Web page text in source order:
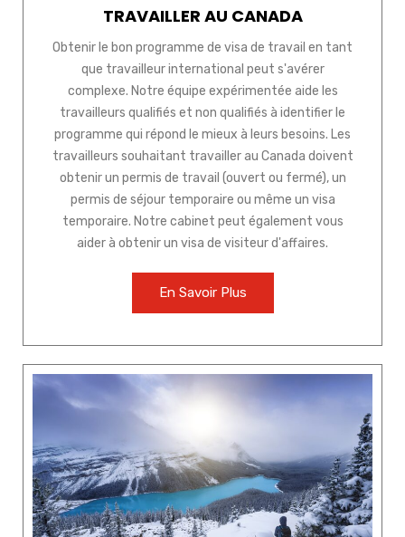
TRAVAILLER AU CANADA
Obtenir le bon programme de visa de travail en tant
que travailleur international peut s'avérer
complexe. Notre équipe expérimentée aide les
travailleurs qualifiés et non qualifiés à identifier le
programme qui répond le mieux à leurs besoins. Les
travailleurs souhaitant travailler au Canada doivent
obtenir un permis de travail (ouvert ou fermé), un
permis de séjour temporaire ou même un visa
temporaire. Notre cabinet peut également vous
aider à obtenir un visa de visiteur d'affaires.
En Savoir Plus